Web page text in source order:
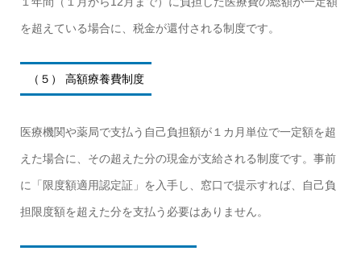
を超えている場合に、税金が還付される制度です。
（５） 高額療養費制度
医療機関や薬局で支払う自己負担額が１カ月単位で一定額を超
えた場合に、その超えた分の現金が支給される制度です。事前
に「限度額適用認定証」を入手し、窓口で提示すれば、自己負
担限度額を超えた分を支払う必要はありません。